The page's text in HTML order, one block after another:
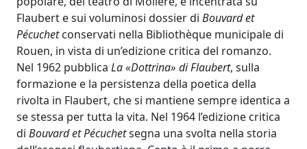
Flaubert e sui voluminosi dossier di Bouvard et
Pécuchetconservati nella Bibliothèque municipale di
Rouen, in vista di un’edizione critica del romanzo.
Nel 1962 pubblica La «Dottrina» di Flaubert, sulla
formazione e la persistenza della poetica della
rivolta in Flaubert, che si mantiene sempre identica a
se stessa per tutta la vita. Nel 1964 l’edizione critica
di Bouvard et Pécuchetsegna una svolta nella storia